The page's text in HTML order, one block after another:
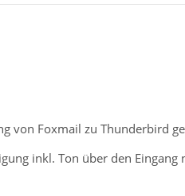
von Foxmail zu Thunderbird
inkl. Ton über den